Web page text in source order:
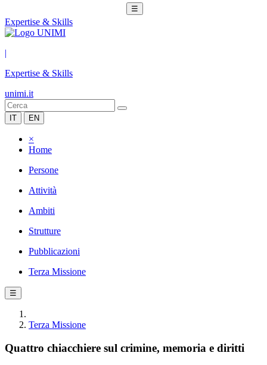
☰
Expertise & Skills
|
Expertise & Skills
unimi.it
IT EN
×
Home
Persone
Attività
Ambiti
Strutture
Pubblicazioni
Terza Missione
☰
Terza Missione
Quattro chiacchiere sul crimine, memoria e diritti